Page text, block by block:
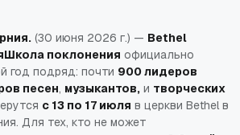
(30 июня 2026 г.) — Bethel
Школа поклонения официально
год подряд: почти 900 лидеров
песен, музыкантов, и творческих
с 13 по 17 июля в церкви Bethel в
Для тех, кто не может